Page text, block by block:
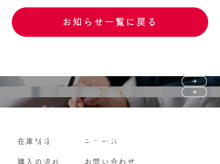
お知らせ一覧に戻る
購入の流れ
よくいただくご質問
Vehicle purchase
車両買い取り
在庫情報
購入の流れ
ニュース
お問い合わせ